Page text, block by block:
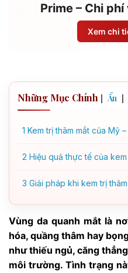
Prime – Chi
Xem chi
Những Mục Chính [ Ẩn ]
1 Kem trị thâm mắt của Mỹ
2 Hiệu quả thực tế của
3 Giải pháp khi kem trị
Vùng da quanh mắt là
hóa, quầng thâm hay
như thiếu ngủ, căng
môi trường. Tình trạng